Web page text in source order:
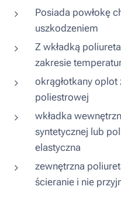
Posiada powłokę
uszkodzeniem
Z wkładką
zakresie
okrągłotkany
poliestrowej
wkładka
syntetycznej lub
elastyczna
zewnętrzna
ścieranie i nie